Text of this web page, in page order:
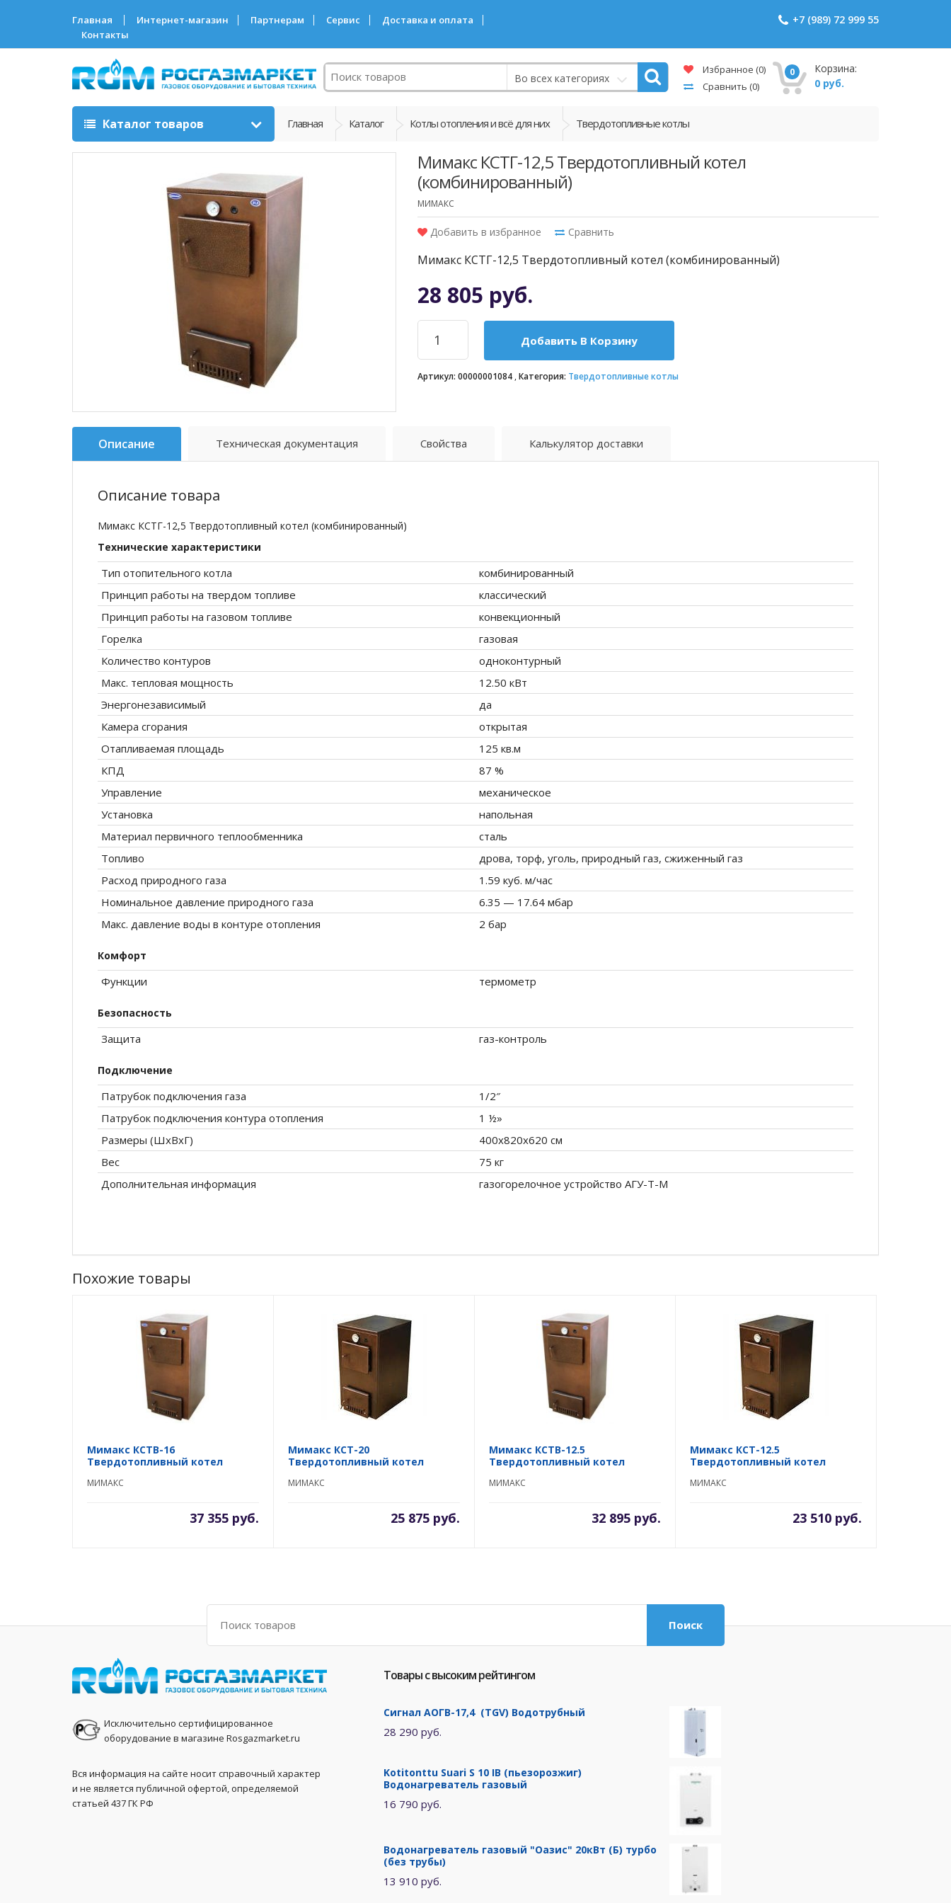
Главная Интернет-магазин Партнерам Сервис
Доставка и оплата
Контакты
+7 (989) 72 999 55
Поиск
Во всех категориях
Избранное (0)
Сравнить (0)
0
Корзина:
0 руб.
Каталог товаров Главная Каталог Котлы отопления и всё для них Твердотопливные котлы
Мимакс КСТГ-12,5 Твердотопливный котел
(комбинированный)
МИМАКС
Добавить в избранное Сравнить
Мимакс КСТГ-12,5 Твердотопливный котел (комбинированный)
28 805 руб.
Добавить В Корзину
Артикул: 00000001084 Категория: Твердотопливные котлы
Описание Техническая документация Свойства Калькулятор доставки
Описание товара
Мимакс КСТГ-12,5 Твердотопливный котел (комбинированный)
Технические характеристики
Тип отопительного котла
комбинированный
Принцип работы на твердом топливе
классический
Принцип работы на газовом топливе
конвекционный
Горелка
газовая
Количество контуров
одноконтурный
Макс. тепловая мощность
12.50 кВт
Энергонезависимый
да
Камера сгорания
открытая
Отапливаемая площадь
125 кв.м
КПД
87 %
Управление
механическое
Установка
напольная
Материал первичного теплообменника
сталь
Топливо
дрова, торф, уголь, природный газ, сжиженный газ
Расход природного газа
1.59 куб. м/час
Номинальное давление природного газа
6.35 — 17.64 мбар
Макс. давление воды в контуре отопления
2 бар
Комфорт
Функции термометр
Безопасность
Защита газ-контроль
Подключение
Патрубок подключения газа
1/2″
Патрубок подключения контура отопления
1 ½»
Размеры (ШхВхГ)
400x820x620 см
Вес
75 кг
Дополнительная информация
газогорелочное устройство АГУ-Т-М
Похожие товары
Мимакс КСТВ-16
Твердотопливный котел
МИМАКС
37 355 руб.
Мимакс КСТ-20
Твердотопливный котел
МИМАКС
25 875 руб.
Мимакс КСТВ-12.5
Твердотопливный котел
МИМАКС
32 895 руб.
Мимакс КСТ-12.5
Твердотопливный котел
МИМАКС
23 510 руб.
Поиск
Поиск
Исключительно сертифицированное
оборудование в магазине Rosgazmarket.ru
Вся информация на сайте носит справочный характер
и не является публичной офертой, определяемой
статьей 437 ГК РФ
Товары с высоким рейтингом
Сигнал АОГВ-17,4 (TGV) Водотрубный
28 290 руб.
Kotitonttu Suari S 10 IB (пьезорозжиг)
Водонагреватель газовый
16 790 руб.
Водонагреватель газовый "Оазис" 20кВт (Б) турбо
(без трубы)
13 910 руб.